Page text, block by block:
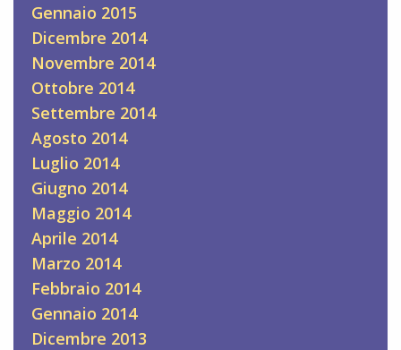
Gennaio 2015
Dicembre 2014
Novembre 2014
Ottobre 2014
Settembre 2014
Agosto 2014
Luglio 2014
Giugno 2014
Maggio 2014
Aprile 2014
Marzo 2014
Febbraio 2014
Gennaio 2014
Dicembre 2013